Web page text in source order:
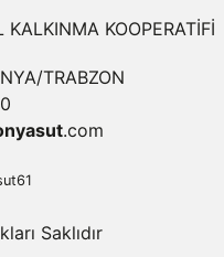
KOOPERATİFİ
TRABZON
.com
Saklıdır